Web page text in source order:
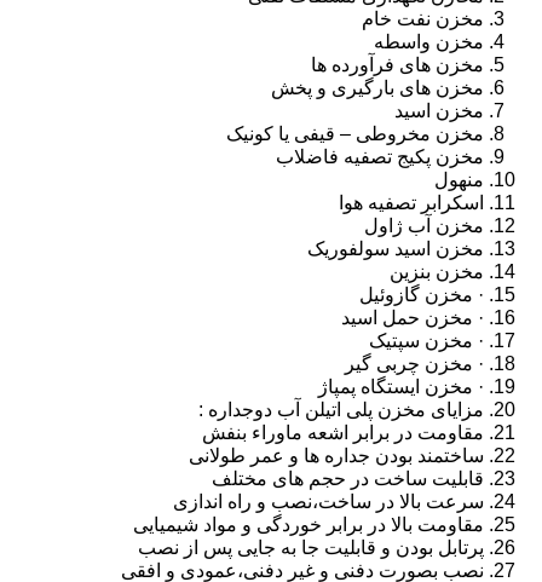
مخزن نفت خام
مخزن واسطه
مخزن های فرآورده ها
مخزن های بارگیری و پخش
مخزن اسید
مخزن مخروطی – قیفی یا کونیک
مخزن پکیج تصفیه فاضلاب
منهول
اسکرابر تصفیه هوا
مخزن آب ژاول
مخزن اسید سولفوریک
مخزن بنزین
· مخزن گازوئیل
· مخزن حمل اسید
· مخزن سپتیک
· مخزن چربی گیر
· مخزن ایستگاه پمپاژ
مزایای مخزن پلی اتیلن آب دوجداره :
مقاومت در برابر اشعه ماوراء بنفش
ساختمند بودن جداره ها و عمر طولانی
قابلیت ساخت در حجم های مختلف
سرعت بالا در ساخت،نصب و راه اندازی
مقاومت بالا در برابر خوردگی و مواد شیمیایی
پرتابل بودن و قابلیت جا به جایی پس از نصب
نصب بصورت دفنی و غیر دفنی،عمودی و افقی